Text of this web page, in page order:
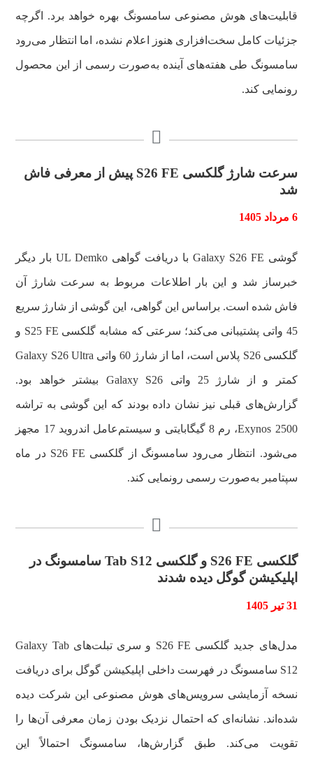
قابلیت‌های هوش مصنوعی سامسونگ بهره خواهد برد. اگرچه
جزئیات کامل سخت‌افزاری هنوز اعلام نشده، اما انتظار می‌رود
سامسونگ طی هفته‌های آینده به‌صورت رسمی از این محصول
رونمایی کند.
سرعت شارژ گلکسی S26 FE پیش از معرفی فاش
شد
6 مرداد 1405
گوشی Galaxy S26 FE با دریافت گواهی UL Demko بار دیگر
خبرساز شد و این بار اطلاعات مربوط به سرعت شارژ آن
فاش شده است. براساس این گواهی، این گوشی از شارژ سریع
45 واتی پشتیبانی می‌کند؛ سرعتی که مشابه گلکسی S25 FE و
گلکسی S26 پلاس است، اما از شارژ 60 واتی Galaxy S26 Ultra
کمتر و از شارژ 25 واتی Galaxy S26 بیشتر خواهد بود.
گزارش‌های قبلی نیز نشان داده بودند که این گوشی به تراشه
Exynos 2500، رم 8 گیگابایتی و سیستم‌عامل اندروید 17 مجهز
می‌شود. انتظار می‌رود سامسونگ از گلکسی S26 FE در ماه
سپتامبر به‌صورت رسمی رونمایی کند.
گلکسی S26 FE و گلکسی Tab S12 سامسونگ در
اپلیکیشن گوگل دیده شدند
31 تیر 1405
مدل‌های جدید گلکسی S26 FE و سری تبلت‌های Galaxy Tab
S12 سامسونگ در فهرست داخلی اپلیکیشن گوگل برای دریافت
نسخه آزمایشی سرویس‌های هوش مصنوعی این شرکت دیده
شده‌اند. نشانه‌ای که احتمال نزدیک بودن زمان معرفی آن‌ها را
تقویت می‌کند. طبق گزارش‌ها، سامسونگ احتمالاً این